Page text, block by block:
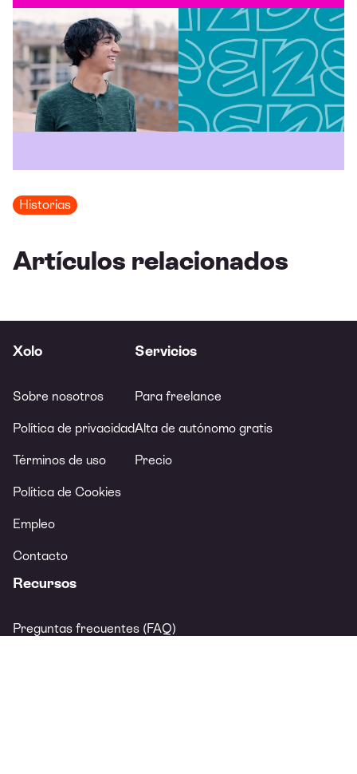
Historias
Artículos relacionados
Xolo
Sobre nosotros
Política de privacidad
Términos de uso
Política de Cookies
Empleo
Contacto
Servicios
Para freelance
Alta de autónomo gratis
Precio
Recursos
Preguntas frecuentes (FAQ)